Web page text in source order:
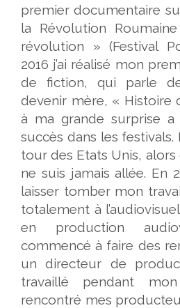
premier documentaire
la Révolution
révolution » (Festival
2016 j’ai réalisé mon
de fiction, qui parle
devenir mère, « Histoire
à ma grande surprise
succès dans les festivals.
tour des Etats Unis,
ne suis jamais allée. En
laisser tomber mon
totalement à
en production
commencé à faire des
un directeur de
travaillé pendant
rencontré mes